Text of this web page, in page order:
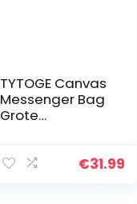
TYTOGE Canvas
Messenger Bag
Grote
Met Meerdere
€31.99